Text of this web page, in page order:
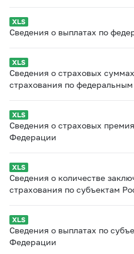
Сведения о выплатах по
Сведения о страховых
страхования по
Сведения о страховых
Федерации
Сведения о количестве
страхования по субъектам
Сведения о выплатах по
Федерации